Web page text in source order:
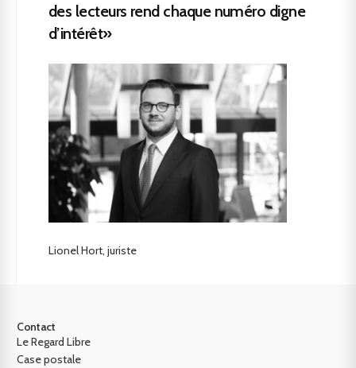
des lecteurs rend chaque numéro digne
d’intérêt»
Lionel Hort, juriste
Contact
Le Regard Libre
Case postale